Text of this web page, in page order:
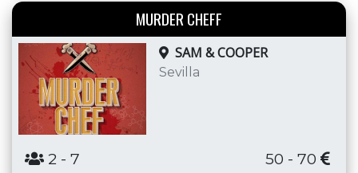
MURDER CHEFF
SAM & COOPER
Sevilla
2 - 7 50 - 70